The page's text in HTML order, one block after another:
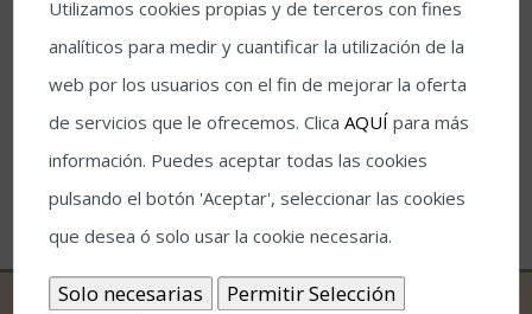
obra compuesta por el guitarrista José Antonio
Rodríguez, quien estará acompañado de la
extraordinaria[...]
Utilizamos cookies propias y de terceros con fines
analíticos para medir y cuantificar la utilización de la
web por los usuarios con el fin de mejorar la oferta
de servicios que le ofrecemos. ClicaAQUÍ para más
información. Puedes aceptar todas las cookies
pulsando el botón 'Aceptar', seleccionar las cookies
que desea ó solo usar la cookie necesaria.